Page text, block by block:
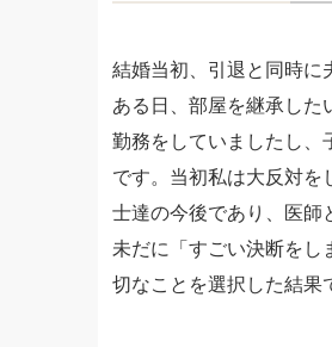
結婚当初、引退と同時に
ある日、部屋を継承した
勤務をしていましたし、
です。当初私は大反対を
士達の今後であり、医師
未だに「すごい決断をし
切なことを選択した結果